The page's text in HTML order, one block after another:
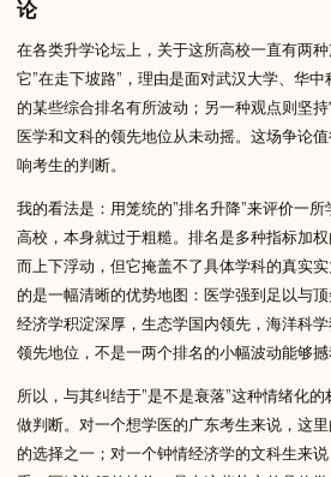
论
在各类升学论坛上，关于这所高校一直有两
它”在走下坡路”，理由是面对武汉大学、华
的某些综合排名有所波动；另一种观点则坚
医学和文科的领先地位从未动摇。这场争论
响考生的判断。
我的看法是：用笼统的”排名升降”来评价一
高校，本身就过于粗糙。排名是多种指标加
而上下浮动，但它掩盖不了具体学科的真实
的是一幅清晰的优势地图：医学强到足以与
经济学积淀深厚，生态学国内领先，海洋科
领先地位，不是一两个排名的小幅波动能够撼
所以，与其纠结于”是不是衰落”这种情绪化
做判断。对一个想学医的广东考生来说，这
的选择之一；对一个钟情经济学的文科生来